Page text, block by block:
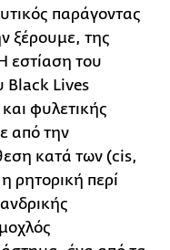
παράγοντας
ξέρουμε, της
εστίαση του
Black Lives
φυλετικής
από την
κατά των (cis,
ρητορική περί